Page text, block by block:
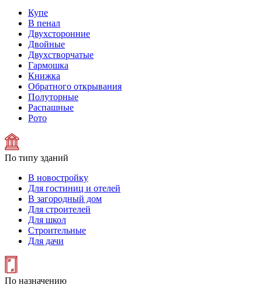
Купе
В пенал
Двухсторонние
Двойные
Двухстворчатые
Гармошка
Книжка
Обратного открывания
Полуторные
Распашные
Рото
По типу зданий
В новостройку
Для гостиниц и отелей
В загородный дом
Для строителей
Для школ
Строительные
Для дачи
По назначению